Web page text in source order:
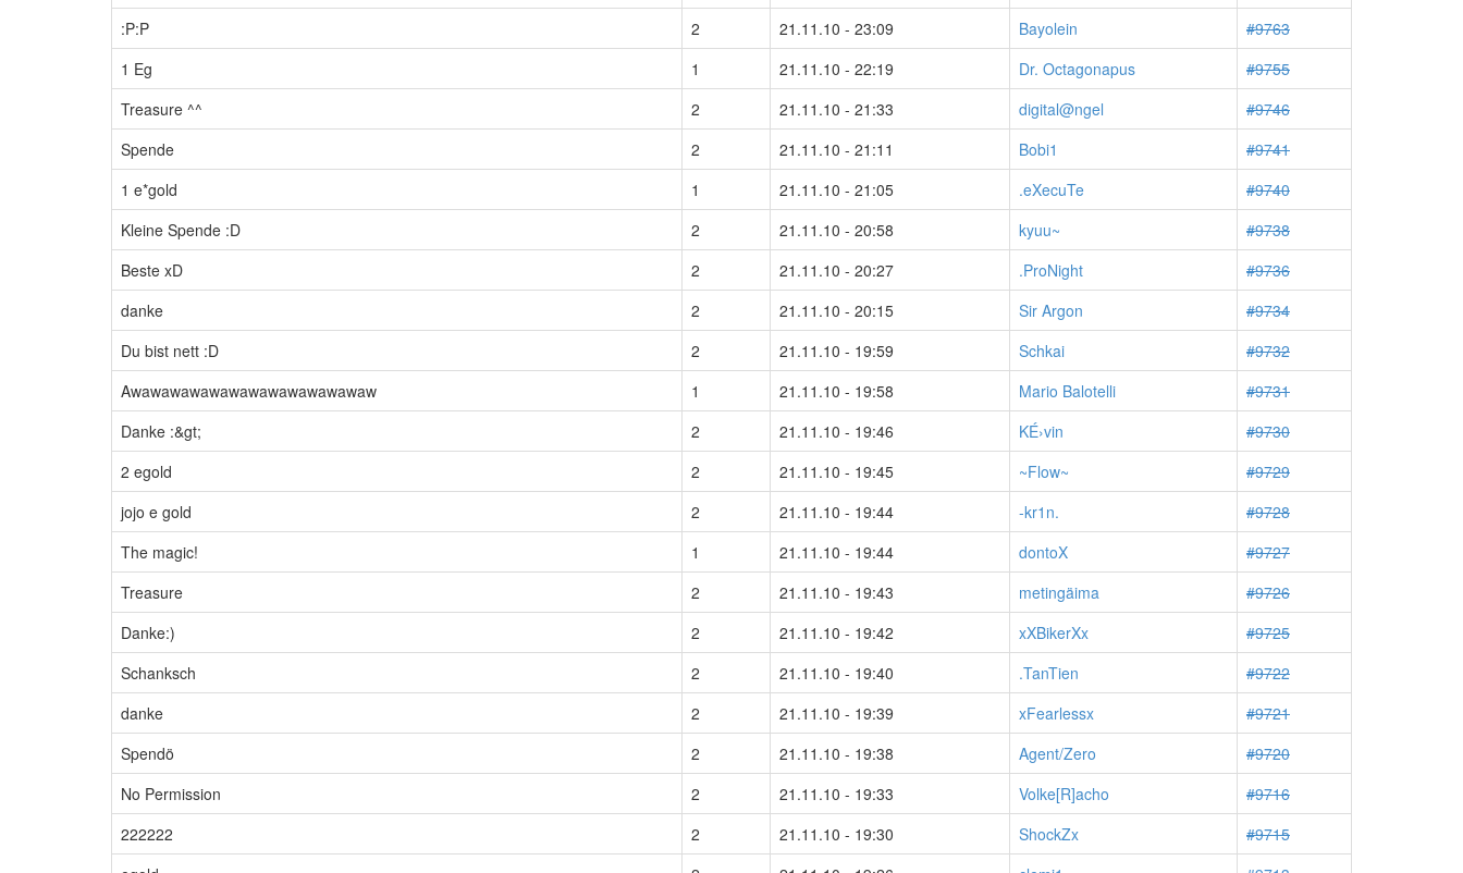
:P:P
2 21.11.10 - 23:09 Bayolein
#9763
1 Eg
1 21.11.10 - 22:19 Dr. Octagonapus
#9755
Treasure ^^
2 21.11.10 - 21:33 digital@ngel
#9746
Spende
2 21.11.10 - 21:11 Bobi1
#9741
1 e*gold
1 21.11.10 - 21:05 .eXecuTe
#9740
Kleine Spende :D
2 21.11.10 - 20:58 kyuu~
#9738
Beste xD
2 21.11.10 - 20:27 .ProNight
#9736
danke
2 21.11.10 - 20:15 Sir Argon
#9734
Du bist nett :D
2 21.11.10 - 19:59 Schkai
#9732
Awawawawawawawawawawawawaw
1 21.11.10 - 19:58 Mario Balotelli
#9731
Danke :&gt;
2 21.11.10 - 19:46 KÉ›vin
#9730
2 egold
2 21.11.10 - 19:45 ~Flow~
#9729
jojo e gold
2 21.11.10 - 19:44 -kr1n.
#9728
The magic!
1 21.11.10 - 19:44 dontoX
#9727
Treasure
2 21.11.10 - 19:43 metingäima
#9726
Danke:)
2 21.11.10 - 19:42 xXBikerXx
#9725
Schanksch
2 21.11.10 - 19:40 .TanTien
#9722
danke
2 21.11.10 - 19:39 xFearlessx
#9721
Spendö
2 21.11.10 - 19:38 Agent/Zero
#9720
No Permission
2 21.11.10 - 19:33 Volke[R]acho
#9716
222222
2 21.11.10 - 19:30 ShockZx
#9715